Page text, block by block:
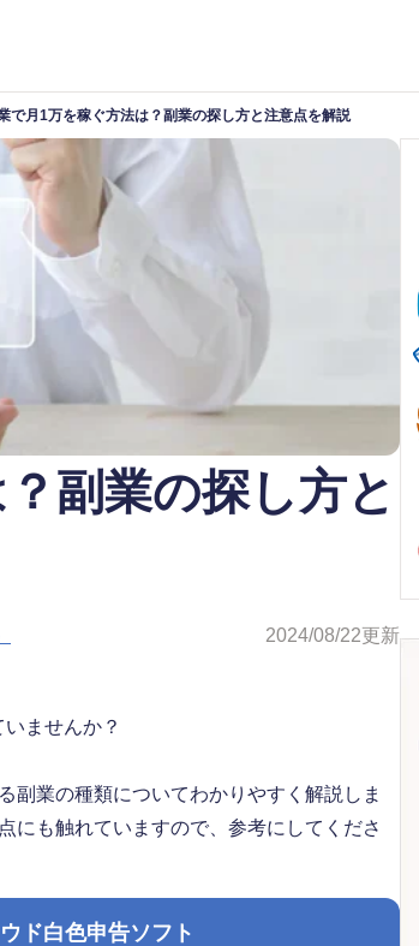
で月1万を稼ぐ方法は？副業の探し方と注意点を解説
副業の探し方と
2024/08/22更新
ませんか？
副業の種類についてわかりやすく解説しま
にも触れていますので、参考にしてくださ
ド白色申告ソフト